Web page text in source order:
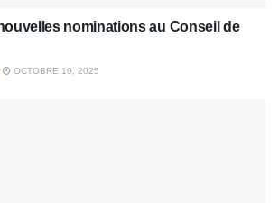
nominations au Conseil de
OCTOBRE 10, 2025